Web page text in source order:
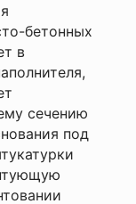
бетонных
в
сечению
под